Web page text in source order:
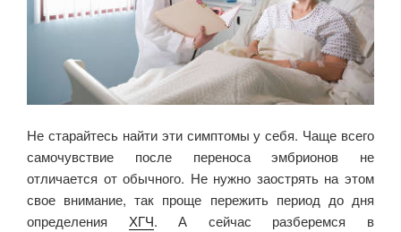
Не старайтесь найти эти симптомы у себя. Чаще всего
самочувствие после переноса эмбрионов не
отличается от обычного. Не нужно заострять на этом
свое внимание, так проще пережить период до дня
определения ХГЧ. А сейчас разберемся в